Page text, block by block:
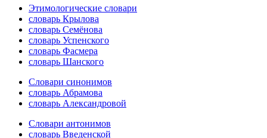
Этимологические словари
словарь Крылова
словарь Семёнова
словарь Успенского
словарь Фасмера
словарь Шанского
Словари синонимов
словарь Абрамова
словарь Александровой
Словари антонимов
словарь Введенской